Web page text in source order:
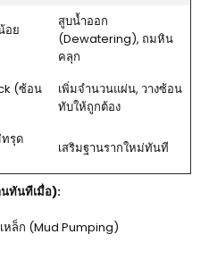
อย
สูบน้ำออก
(Dewatering), ถมหิน
คลุก
(ซ้อน
เพิ่มจำนวนแผ่น, วางซ้อน
ทับให้ถูกต้อง
รุด
เสริมฐานรากใหม่ทันที
ทันทีเมื่อ):
ล็ก (Mud Pumping)